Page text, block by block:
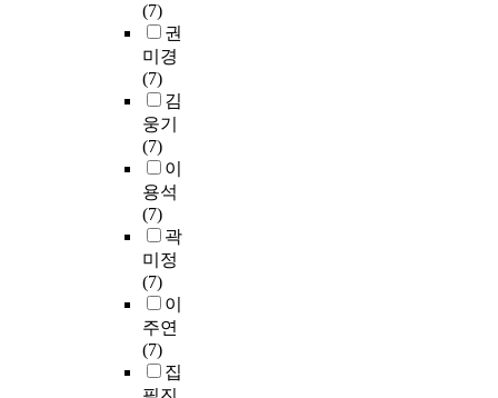
(7)
권
미경
(7)
김
웅기
(7)
이
용석
(7)
곽
미정
(7)
이
주연
(7)
집